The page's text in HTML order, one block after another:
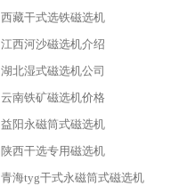
西藏干式选铁磁选机
江西河沙磁选机介绍
湖北湿式磁选机公司
云南铁矿磁选机价格
益阳永磁筒式磁选机
陕西干选专用磁选机
青海tyg干式永磁筒式磁选机